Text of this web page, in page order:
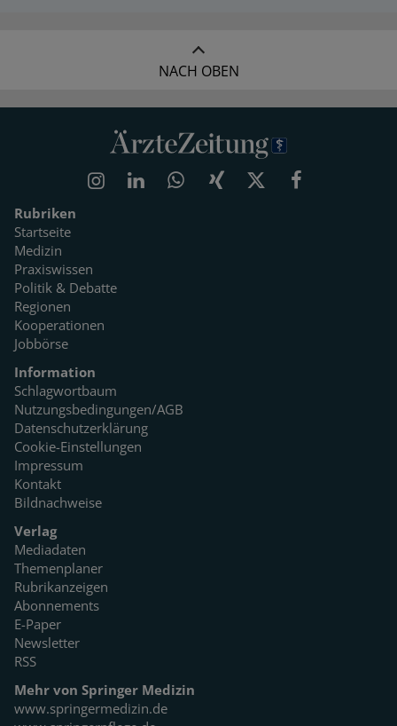
NACH OBEN
Rubriken
Startseite
Medizin
Praxiswissen
Politik & Debatte
Regionen
Kooperationen
Jobbörse
Information
Schlagwortbaum
Nutzungsbedingungen/AGB
Datenschutzerklärung
Cookie-Einstellungen
Impressum
Kontakt
Bildnachweise
Verlag
Mediadaten
Themenplaner
Rubrikanzeigen
Abonnements
E-Paper
Newsletter
RSS
Mehr von Springer Medizin
www.springermedizin.de